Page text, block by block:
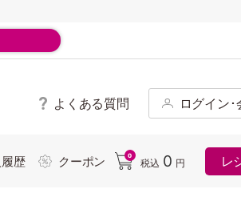
よくある質問 ログイン
歴 クーポン 0
税込 0 円 レ